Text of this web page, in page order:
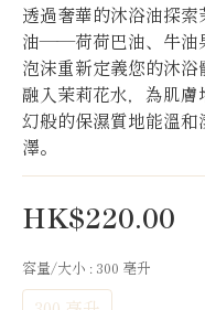
透過奢華的沐浴油探
油——荷荷巴油、牛油
泡沫重新定義您的沐
融入茉莉花水，為肌
幻般的保濕質地能溫
澤。
HK$220.00
容量/大小 : 300 亳升